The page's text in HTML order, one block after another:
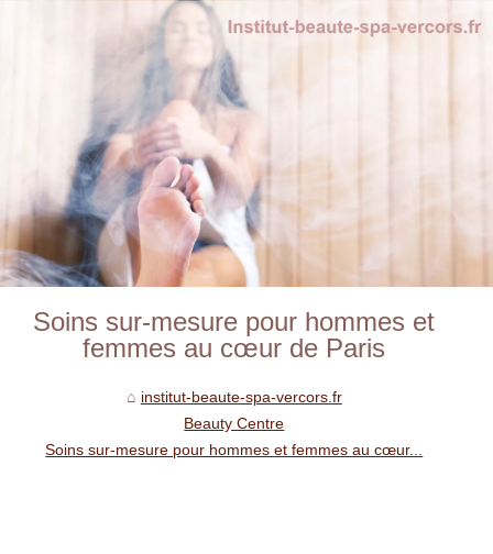
Soins sur-mesure pour hommes et
femmes au cœur de Paris
institut-beaute-spa-vercors.fr
Beauty Centre
Soins sur-mesure pour hommes et femmes au cœur...